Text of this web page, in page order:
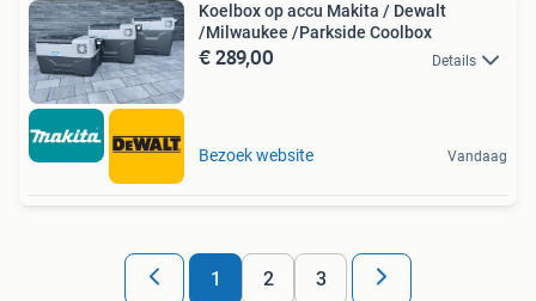
Koelbox op accu Makita / Dewalt
/Milwaukee /Parkside Coolbox
€ 289,00 Details
Bezoek website Vandaag
1 2 3